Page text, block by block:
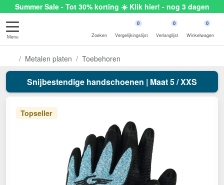
Summer Sale - Tot 30% korting ☀️ Klik hier! - nog 3 dagen
Menu Zoeken
0
Vergelijkingslijst
0
Verlanglijst
0
Winkelwagen
Metalen platen Toebehoren
Snijbestendige handschoenen | Maat 5 / XXS
Topseller